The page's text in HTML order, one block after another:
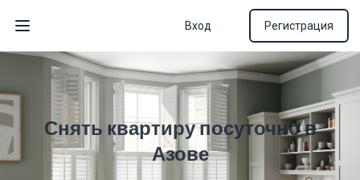
Открыть меню
Вход Регистрация
Снять квартиру посуточно в
Азове